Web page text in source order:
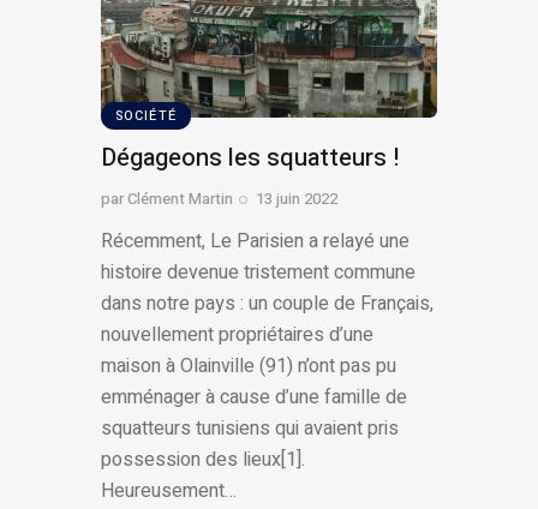
SOCIÉTÉ
Dégageons les squatteurs !
parClément Martin 13 juin 2022
Récemment, Le Parisien a relayé une
histoire devenue tristement commune
dans notre pays : un couple de Français,
nouvellement propriétaires d’une
maison à Olainville (91) n’ont pas pu
emménager à cause d’une famille de
squatteurs tunisiens qui avaient pris
possession des lieux[1].
Heureusement…